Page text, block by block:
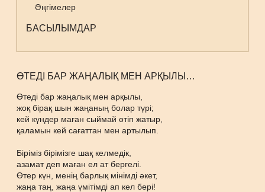
Әңгімелер
БАСЫЛЫМДАР
ӨТЕДІ БАР ЖАҢАЛЫҚ МЕН АРҚЫЛЫ…
Өтеді бар жаңалық мен арқылы,
жоқ бірақ шын жаңаның болар түрі;
кей күндер маған сыймай өтіп жатыр,
қаламын кей сағаттан мен артылып.
Біріміз бірімізге шақ келмедік,
азамат деп маған ел ат бергелі.
Өтер күн, менің барлық мінімді әкет,
жаңа таң, жаңа үмітімді ап кел бері!